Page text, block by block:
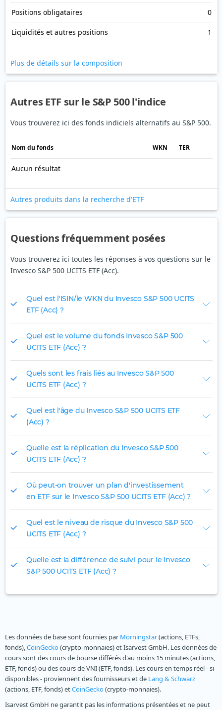
Positions obligataires 0
Liquidités et autres positions 1
Plus de détails sur la composition
Autres ETF sur le S&P 500 l'indice
Vous trouverez ici des fonds indiciels alternatifs au S&P 500.
Nom du fonds WKN TER
Aucun résultat
Autres produits dans la recherche d'ETF
Questions fréquemment posées
Vous trouverez ici toutes les réponses à vos questions sur le
Invesco S&P 500 UCITS ETF (Acc).
Quel est l'ISIN/le WKN du Invesco S&P 500 UCITS
ETF (Acc) ?
Quel est le volume du fonds Invesco S&P 500
UCITS ETF (Acc) ?
Quels sont les frais liés au Invesco S&P 500
UCITS ETF (Acc) ?
Quel est l'âge du Invesco S&P 500 UCITS ETF
(Acc) ?
Quelle est la réplication du Invesco S&P 500
UCITS ETF (Acc) ?
Où peut-on trouver un plan d'investissement
en ETF sur le Invesco S&P 500 UCITS ETF (Acc) ?
Quel est le niveau de risque du Invesco S&P 500
UCITS ETF (Acc) ?
Quelle est la différence de suivi pour le Invesco
S&P 500 UCITS ETF (Acc) ?
Les données de base sont fournies par Morningstar(actions, ETFs,
fonds),CoinGecko(crypto-monnaies) et Isarvest GmbH. Les données de
cours sont des cours de bourse différés d'au moins 15 minutes (actions,
ETF, fonds) ou des cours de VNI (ETF, fonds). Les cours en temps réel - si
disponibles - proviennent des fournisseurs et de Lang & Schwarz
(actions, ETF, fonds) etCoinGecko(crypto-monnaies).
Isarvest GmbH ne garantit pas les informations présentées et ne peut